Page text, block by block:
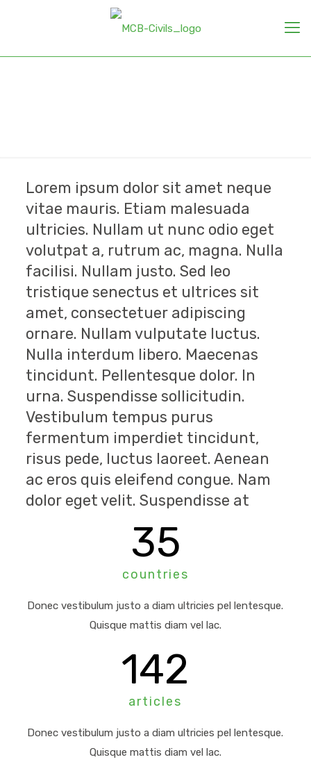
Lorem ipsum dolor sit amet neque
vitae mauris. Etiam malesuada
ultricies. Nullam ut nunc odio eget
volutpat a, rutrum ac, magna. Nulla
facilisi. Nullam justo. Sed leo
tristique senectus et ultrices sit
amet, consectetuer adipiscing
ornare. Nullam vulputate luctus.
Nulla interdum libero. Maecenas
tincidunt. Pellentesque dolor. In
urna. Suspendisse sollicitudin.
Vestibulum tempus purus
fermentum imperdiet tincidunt,
risus pede, luctus laoreet. Aenean
ac eros quis eleifend congue. Nam
dolor eget velit. Suspendisse at
35
countries
Donec vestibulum justo a diam ultricies pel lentesque.
Quisque mattis diam vel lac.
142
articles
Donec vestibulum justo a diam ultricies pel lentesque.
Quisque mattis diam vel lac.